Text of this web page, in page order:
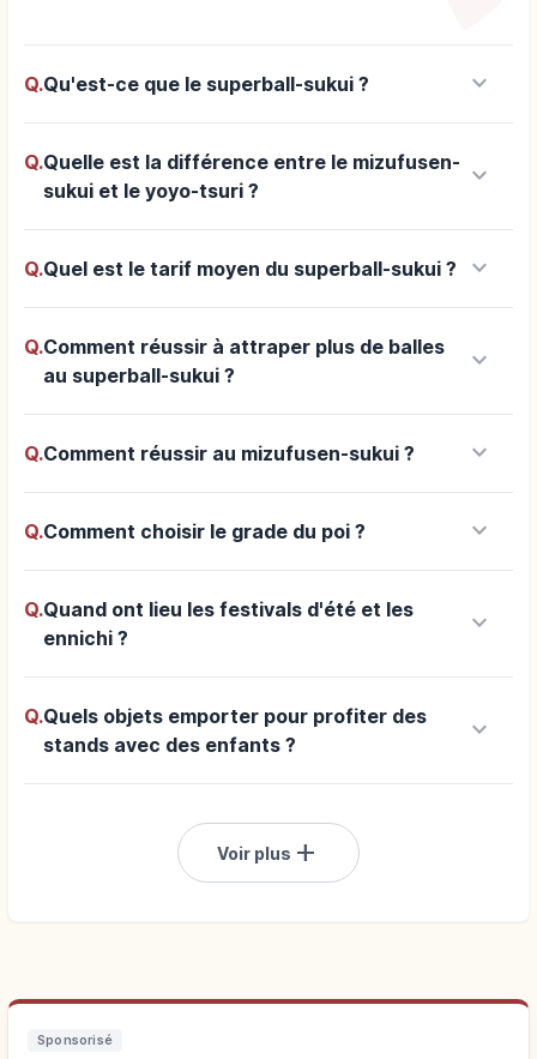
Q.Qu'est-ce que le superball-sukui ? keyboard_arrow_down
Q.Quelle est la différence entre le mizufusen-
sukui et le yoyo-tsuri ?
keyboard_arrow_down
Q.Quel est le tarif moyen du superball-sukui ? keyboard_arrow_down
Q.Comment réussir à attraper plus de balles
au superball-sukui ?
keyboard_arrow_down
Q.Comment réussir au mizufusen-sukui ? keyboard_arrow_down
Q.Comment choisir le grade du poi ? keyboard_arrow_down
Q.Quand ont lieu les festivals d'été et les
ennichi ?
keyboard_arrow_down
Q.Quels objets emporter pour profiter des
stands avec des enfants ?
keyboard_arrow_down
Voir plus add
Sponsorisé